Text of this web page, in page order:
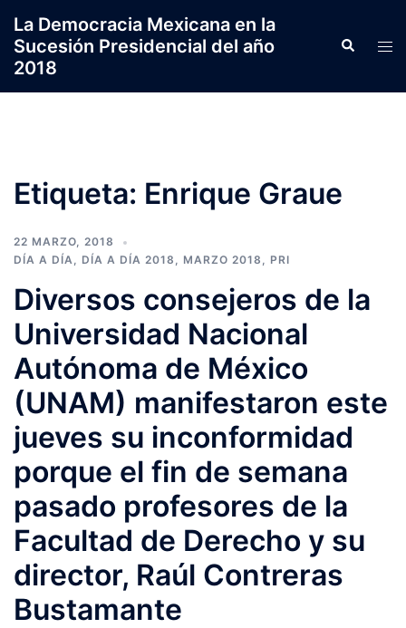
contenido
La Democracia Mexicana en la
Sucesión Presidencial del año
2018
Search
Etiqueta: Enrique Graue
22 MARZO, 2018
DÍA A DÍA, DÍA A DÍA 2018 , MARZO 2018 , PRI
Diversos consejeros de la
Universidad Nacional
Autónoma de México
(UNAM) manifestaron este
jueves su inconformidad
porque el fin de semana
pasado profesores de la
Facultad de Derecho y su
director, Raúl Contreras
Bustamante